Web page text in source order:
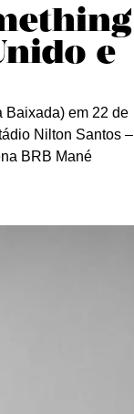
e
Baixada) em 22 de
Nilton Santos –
BRB Mané